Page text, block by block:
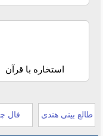
استخاره با قرآن
طالع بینی هندی فال